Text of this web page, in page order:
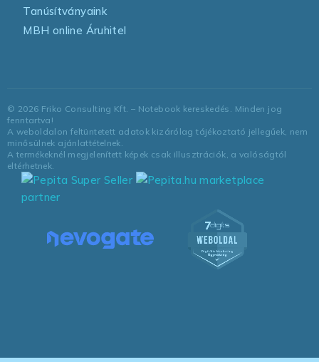
Tanúsítványaink
MBH online Áruhitel
© 2026 Friko Consulting Kft. – Notebook kereskedés. Minden jog
fenntartva!
A weboldalon feltüntetett adatok kizárólag tájékoztató jellegűek, nem
minősülnek ajánlattételnek.
A termékeknél megjelenített képek csak illusztrációk, a valóságtól
eltérhetnek.
marketplace
partner